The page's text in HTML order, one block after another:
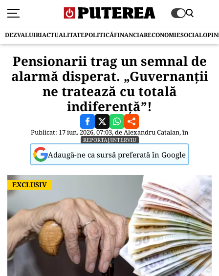
DEZVALUIRIACTUALITATEPOLITICĂFINANCIARECONOMIESOCIAL
Pensionarii trag un semnal de
alarmă disperat. „Guvernanții
ne tratează cu totală
indiferență”!
Publicat: 17 iun. 2026, 07:03, deAlexandru Catalan, în
REPORTAJ/INTERVIU
Adaugă-ne ca sursă preferată în Google
EXCLUSIV